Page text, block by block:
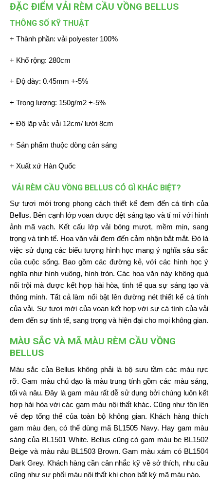
ĐẶC ĐIỂM VẢI RÈM CẦU VỒNG BELLUS
THÔNG SỐ KỸ THUẬT
+ Thành phần: vải polyester 100%
+ Khổ rộng: 280cm
+ Độ dày: 0.45mm +-5%
+ Trọng lượng: 150g/m2 +-5%
+ Độ lặp vải: vải 12cm/ lưới 8cm
+ Sản phẩm thuộc dòng cản sáng
+ Xuất xứ Hàn Quốc
VẢI RÈM CẦU VỒNG BELLUS CÓ GÌ KHÁC BIỆT?
Sự tươi mới trong phong cách thiết kế đem đến cá tính của
Bellus. Bên cạnh lớp voan được dệt sáng tạo và tỉ mỉ với hình
ảnh mã vạch. Kết cấu lớp vải bóng mượt, mềm mịn, sang
trọng và tinh tế. Hoa văn vải đem đến cảm nhận bắt mắt. Đó là
việc sử dụng các biểu tượng hình học mang ý nghĩa sâu sắc
của cuộc sống. Bao gồm các đường kẻ, với các hình học ý
nghĩa như hình vuông, hình tròn. Các hoa văn này không quá
nổi trội mà được kết hợp hài hòa, tinh tế qua sự sáng tạo và
thông minh. Tất cả làm nổi bật lên đường nét thiết kế cá tính
của vải. Sự tươi mới của voan kết hợp với sự cá tính của vải
đem đến sự tinh tế, sang trọng và hiện đại cho mọi không gian.
MÀU SẮC VÀ MÃ MÀU RÈM CẦU VỒNG
BELLUS
Màu sắc của Bellus không phải là bộ sưu tầm các màu rực
rỡ. Gam màu chủ đạo là màu trung tính gồm các màu sáng,
tối và nâu. Đây là gam màu rất dễ sử dụng bởi chúng luôn kết
hợp hài hòa với các gam màu nội thất khác. Cũng như tôn lên
vẻ đẹp tổng thể của toàn bộ không gian. Khách hàng thích
gam màu đen, có thể dùng mã BL1505 Navy. Hay gam màu
sáng của BL1501 White. Bellus cũng có gam màu be BL1502
Beige và màu nâu BL1503 Brown. Gam màu xám có BL1504
Dark Grey. Khách hàng cần cân nhắc kỹ về sở thích, nhu cầu
cũng như sự phối màu nội thất khi chọn bất kỳ mã màu nào.